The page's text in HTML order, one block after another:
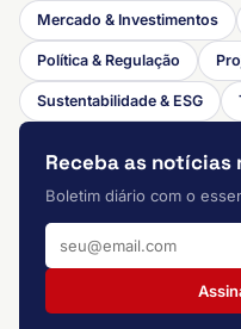
Mercado & Investimentos
Política & Regulação
Sustentabilidade & ESG
Receba as notícias
Boletim diário com o